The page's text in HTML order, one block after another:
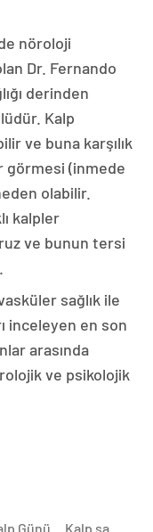
nöroloji
Dr. Fernando
derinden
Kalp
ve buna karşılık
görmesi (inmede
olabilir.
kalpler
ve bunun tersi
sağlık ile
inceleyen en son
arasında
ve psikolojik
Günü… Kalp sa…